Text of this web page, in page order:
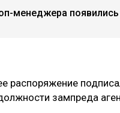
менеджера появились
распоряжение
зампреда